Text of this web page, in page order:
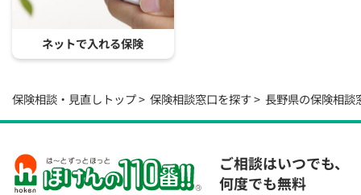
ネットで入れる保険
保険相談・見直しトップ 保険相談窓口を探す 長野県の保険相談
ご相談はいつでも、
何度でも無料